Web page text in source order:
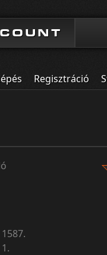
Regisztráció
1587.
1.